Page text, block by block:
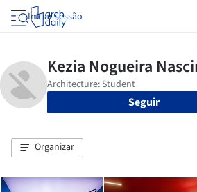
Iniciar sessão
Seguir
Organizar